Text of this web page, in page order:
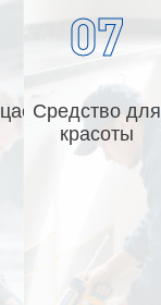
07
Средство для
красоты